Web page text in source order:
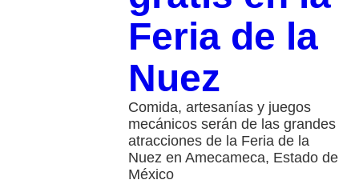
Feria de la
Nuez
Comida, artesanías y juegos
mecánicos serán de las grandes
atracciones de la Feria de la
Nuez en Amecameca, Estado de
México